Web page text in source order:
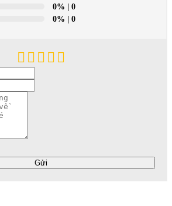
0% | 0
0% | 0
Gửi